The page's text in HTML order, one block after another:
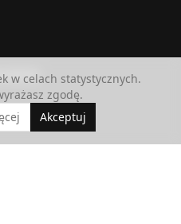
w celach statystycznych.
zgodę.
Akceptuj